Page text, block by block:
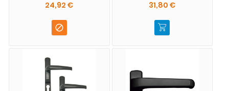
24,92 €

31,80 €